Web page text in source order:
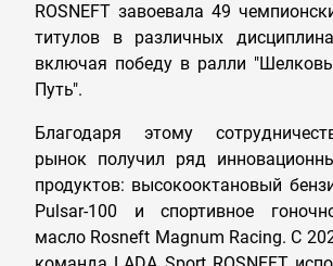
ROSNEFT завоевала 49
титулов в различных
включая победу в ралли
Путь".
Благодаря этому
рынок получил ряд
продуктов: высокооктановый
Pulsar-100 и спортивное
масло Rosneft Magnum Racing. С